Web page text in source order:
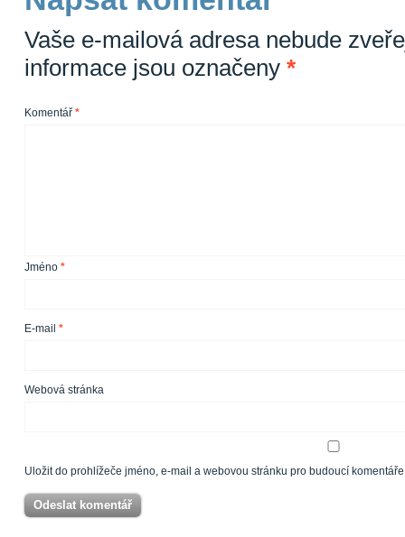
Vaše e-mailová adresa nebude
informace jsou označeny *
Komentář *
Jméno *
E-mail *
Webová stránka
Uložit do prohlížeče jméno, e-mail a webovou stránku pro budoucí